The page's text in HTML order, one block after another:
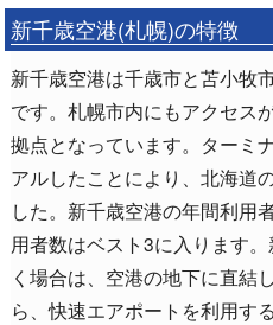
新千歳空港(札幌)の特徴
新千歳空港は千歳市と苫小牧
です。札幌市内にもアクセス
拠点となっています。ターミ
アルしたことにより、北海道
した。新千歳空港の年間利用
用者数はベスト3に入ります
く場合は、空港の地下に直結
ら、快速エアポートを利用す